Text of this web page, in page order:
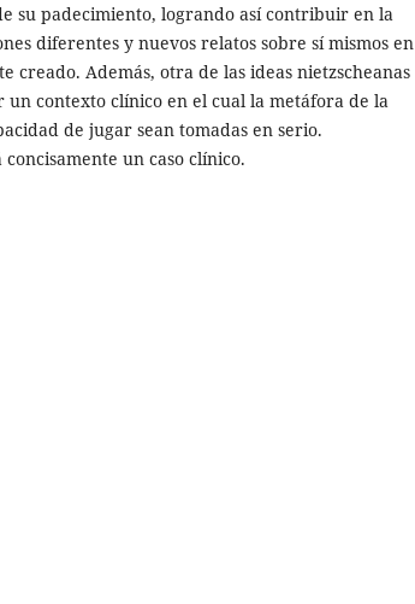
su padecimiento, logrando así contribuir en la
diferentes y nuevos relatos sobre sí mismos en
creado. Además, otra de las ideas nietzscheanas
un contexto clínico en el cual la metáfora de la
de jugar sean tomadas en serio.
un caso clínico.